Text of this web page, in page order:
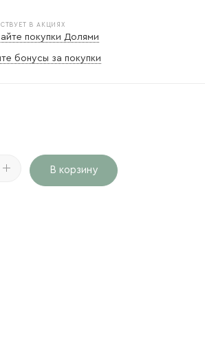
В АКЦИЯХ
покупки Долями
бонусы за покупки
В корзину